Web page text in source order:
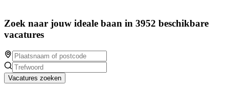
Zoek naar jouw ideale baan in 3952 beschikbare
vacatures
Vacatures zoeken